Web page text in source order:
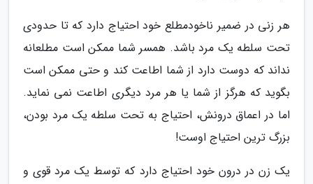
هر زنی در ضمیر ناخودمطلع خود احتیاج دارد که تا حدودی
تحت سلطه یک مرد باشد. همسر شما ممکن است مطلعانه
نداند که دوست دارد از شما اطاعت کند و حتی ممکن است
بگوید که هرگز از شما یا هر مرد دیگری اطاعت نمی نماید.
اما در اعماق درونش، احتیاج به تحت سلطه یک مرد بودن،
بزرگ ترین احتیاج اوست!
یک زن در درون خود احتیاج دارد که توسط یک مرد قوی و